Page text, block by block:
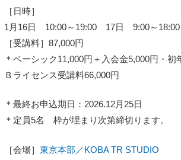
［日時］
1月16日 10:00～19:00 17日 9:00～18:00
［受講料］87,000円
＊ベーシック11,000円＋入会金5,000円・初
Ｂライセンス受講料66,000円
＊最終お申込期日：2026.12月25日
＊定員5名 枠が埋まり次第締切ります。
［会場］ 東京本部／KOBA TR STUDIO